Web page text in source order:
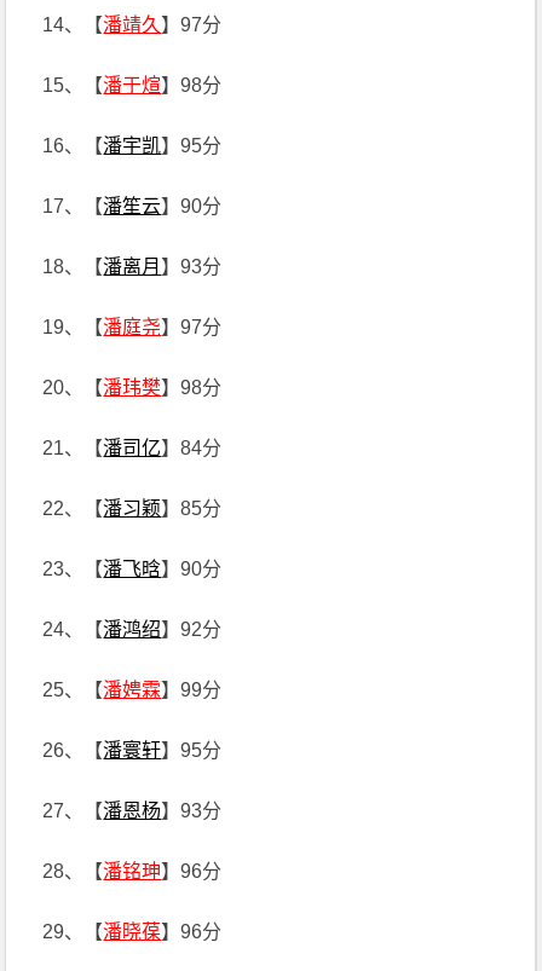
14、【潘靖久 】97分
15、【潘于煊】98分
16、【潘宇凯】95分
17、【潘笙云】90分
18、【潘离月 】93分
19、【潘庭尧】97分
20、【潘玮樊】98分
21、【潘司亿】84分
22、【潘习颖】85分
23、【潘飞晗】90分
24、【潘鸿绍】92分
25、【潘娉霖】99分
26、【潘寰轩】95分
27、【潘恩杨】93分
28、【潘铭珅】96分
29、【潘晓葆】96分